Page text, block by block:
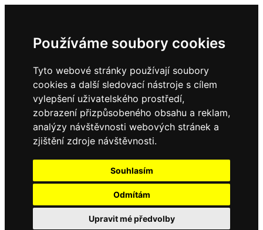
Používáme soubory cookies
Tyto webové stránky používají soubory
cookies a další sledovací nástroje s cílem
vylepšení uživatelského prostředí,
zobrazení přizpůsobeného obsahu a reklam,
analýzy návštěvnosti webových stránek a
zjištění zdroje návštěvnosti.
Souhlasím
Odmítám
Upravit mé předvolby
Domů
Kontakty
Úřední deska
Vyhlášky
Složení zastupitelstva